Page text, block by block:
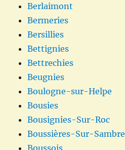
Berlaimont
Bermeries
Bersillies
Bettignies
Bettrechies
Beugnies
Boulogne-sur-Helpe
Bousies
Bousignies-Sur-Roc
Boussières-Sur-Sambre
Boussois